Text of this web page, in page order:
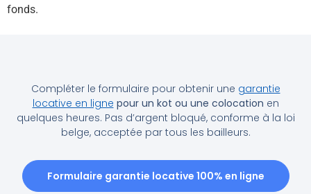
fonds.
Compléter le formulaire pour obtenir une garantie
locative en ligne pour un kot ou une colocation en
quelques heures. Pas d’argent bloqué, conforme à la loi
belge, acceptée par tous les bailleurs.
Formulaire garantie locative 100% en ligne